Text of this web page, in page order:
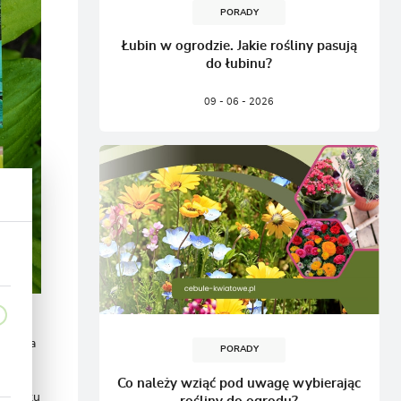
PORADY
Łubin w ogrodzie. Jakie rośliny pasują
do łubinu?
09 - 06 - 2026
PORADY
Co należy wziąć pod uwagę wybierając